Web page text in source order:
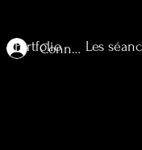
Connexion
Portfolio Les